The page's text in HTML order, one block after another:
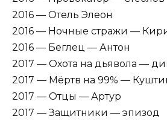
2016 — Отель Элеон
2016 — Ночные стражи —
2016 — Беглец — Антон
2017 — Охота на дьявола —
2017 — Мёртв на 99% —
2017 — Отцы — Артур
2017 — Защитники — эпизод